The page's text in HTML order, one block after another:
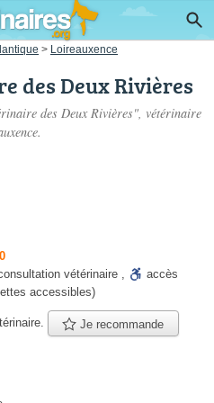
> Loireauxence
des Deux Rivières
des Deux Rivières", vétérinaire
vétérinaire ,
accès
accessibles)
Je recommande